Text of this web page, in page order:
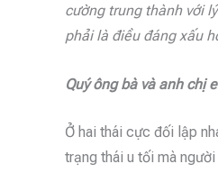
cường trung thành với
phải là điều đáng xấu
Quý ông bà và anh chị
Ở hai thái cực đối lập
trạng thái u tối mà